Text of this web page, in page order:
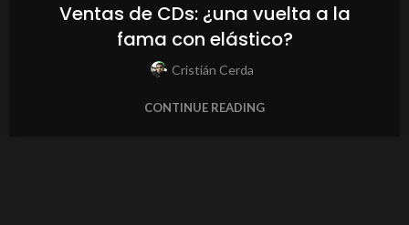
Ventas de CDs: ¿una vuelta a la
fama con elástico?
Cristián Cerda
CONTINUE READING